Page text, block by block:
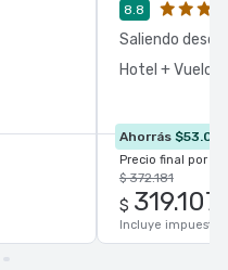
8.8
Saliendo
Hotel + Vuelo
Ahorrás
Precio final por
$ 319.107
$ 372.181
Incluye